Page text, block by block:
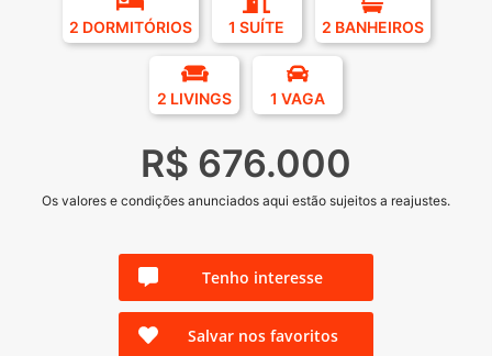
2 DORMITÓRIOS 1 SUÍTE 2 BANHEIROS
2 LIVINGS 1 VAGA
R$ 676.000
Os valores e condições anunciados aqui estão sujeitos a reajustes.
Tenho interesse
Salvar nos favoritos